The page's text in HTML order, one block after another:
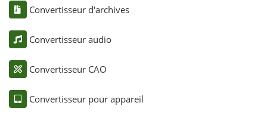
Convertisseur d'archives
Convertisseur audio
Convertisseur CAO
Convertisseur pour appareil